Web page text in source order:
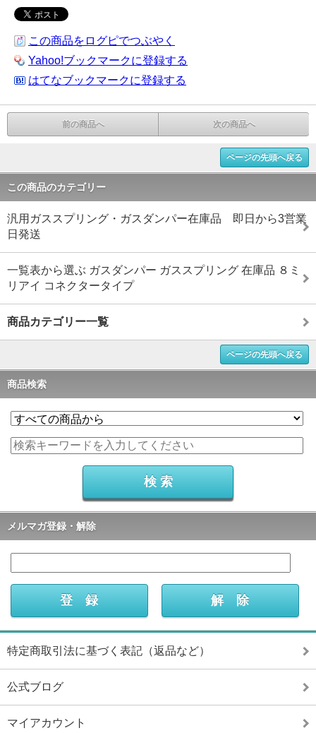
この商品をログピでつぶやく
Yahoo!ブックマークに登録する
はてなブックマークに登録する
前の商品へ 次の商品へ
ページの先頭へ戻る
この商品のカテゴリー
汎用ガススプリング・ガスダンパー在庫品 即日から3営業
日発送
一覧表から選ぶ ガスダンパー ガススプリング 在庫品 ８ミ
リアイ コネクタータイプ
商品カテゴリー一覧
ページの先頭へ戻る
商品検索
メルマガ登録・解除
特定商取引法に基づく表記（返品など）
公式ブログ
マイアカウント